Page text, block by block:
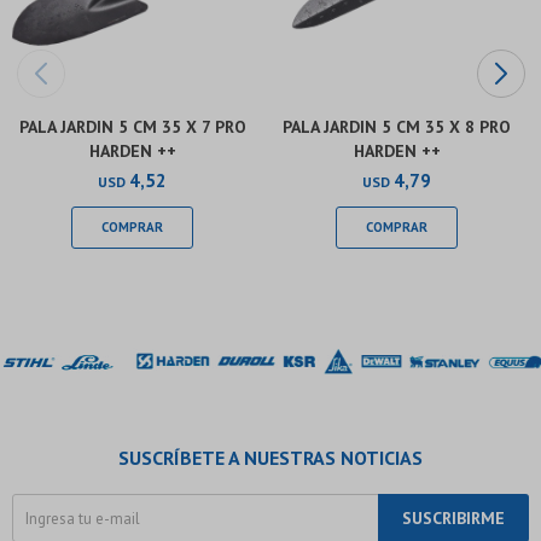
PALA JARDIN 5 CM 35 X 7 PRO
HARDEN ++
USD 4,52
PALA JARDIN 5 CM 35 X 8 PRO
HARDEN ++
USD 4,79
SUSCRÍBETE A NUESTRAS NOTICIAS
SUSCRIBIRME